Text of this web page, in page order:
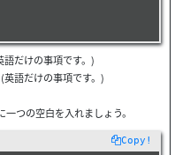
だけの事項です。)
語だけの事項です。)
つの空白を入れましょう。
Copy!